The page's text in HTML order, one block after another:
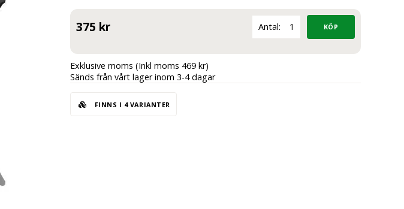
375 kr Antal:
Exklusive moms (Inkl moms 469 kr)
Sänds från vårt lager inom 3-4 dagar
FINNS I 4 VARIANTER